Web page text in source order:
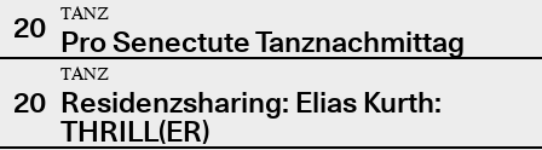
20
TANZ
Pro Senectute Tanznachmittag
20
TANZ
Residenzsharing: Elias Kurth:
THRILL(ER)